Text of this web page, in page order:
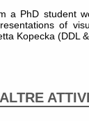
a PhD student
of
Kopecka (DDL
ALTRE